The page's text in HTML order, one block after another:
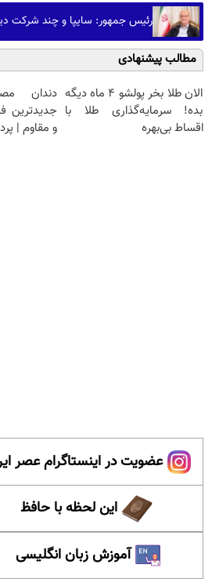
رئیس جمهور: سایپا و چند شرکت
مطالب پیشنهادی
الان طلا بخر پولشو 4 ماه دیگه
بده! سرمایه‌گذاری طلا با
اقساط بی‌بهره
دندان
جدیدترین
و مقاوم |
عضویت در اینستاگرام عصر
این لحظه با حافظ
آموزش زبان انگلیسی